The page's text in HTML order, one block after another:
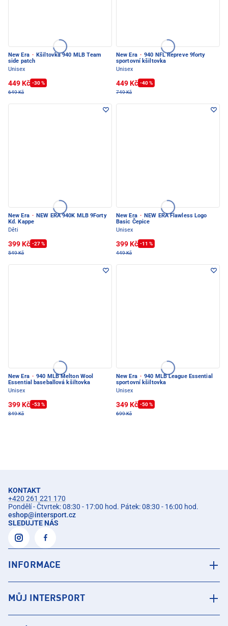
New Era · Kšiltovka 940 MLB Team
side patch
Unisex
449 Kč -30 %
649 Kč
New Era · 940 NFL Repreve 9forty
sportovní kšiltovka
Unisex
449 Kč -40 %
749 Kč
New Era · NEW ERA 940K MLB 9Forty
Kd. Kappe
Děti
399 Kč -27 %
549 Kč
New Era · NEW ERA Flawless Logo
Basic Čepice
Unisex
399 Kč -11 %
449 Kč
New Era · 940 MLB Melton Wool
Essential baseballová kšiltovka
Unisex
399 Kč -53 %
849 Kč
New Era · 940 MLB League Essential
sportovní kšiltovka
Unisex
349 Kč -50 %
699 Kč
KONTAKT
+420 261 221 170
Pondělí - Čtvrtek: 08:30 - 17:00 hod. Pátek: 08:30 - 16:00 hod.
eshop@intersport.cz
SLEDUJTE NÁS
INFORMACE
MŮJ INTERSPORT